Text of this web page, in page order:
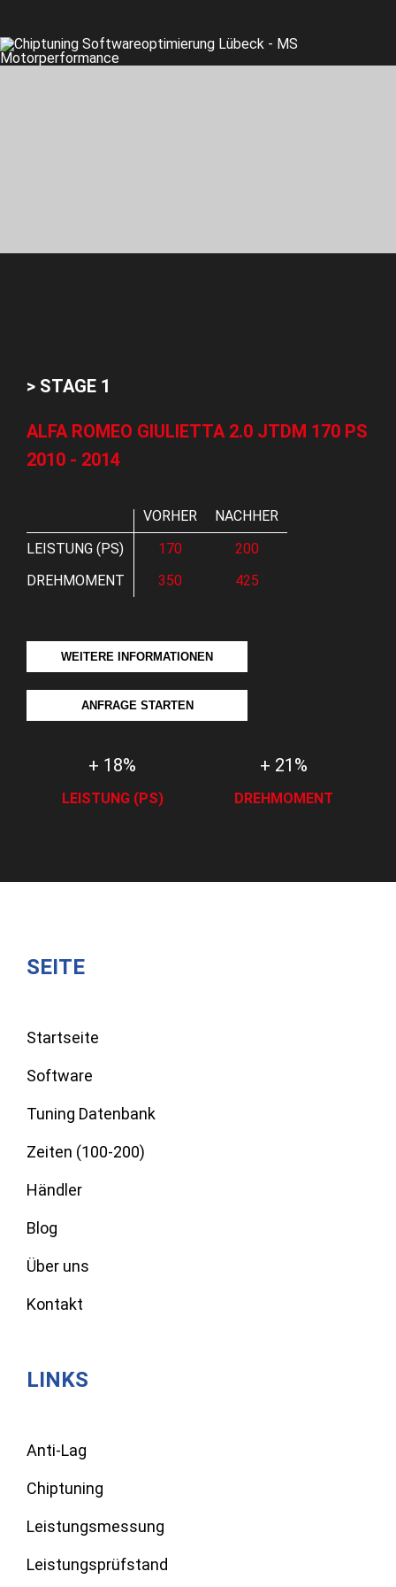
> STAGE 1
ALFA ROMEO GIULIETTA 2.0 JTDM 170 PS
2010 - 2014
VORHER
NACHHER
LEISTUNG (PS)
170
200
DREHMOMENT
350 425
WEITERE INFORMATIONEN
ANFRAGE STARTEN
+ 18%
LEISTUNG (PS)
+ 21%
DREHMOMENT
SEITE
Startseite
Software
Tuning Datenbank
Zeiten (100-200)
Händler
Blog
Über uns
Kontakt
LINKS
Anti-Lag
Chiptuning
Leistungsmessung
Leistungsprüfstand